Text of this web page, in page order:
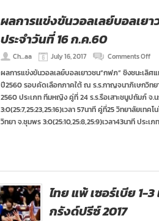
ผลการแข่งขันวอลเลย์บอลเยา
ประจำวันที่ 16 ก.ค.60
Ch...aa July 16, 2017 Comments Offon
กา
แ
วอ
เ
โซ
ภ
16
ผลการแข่งขันวอลเลย์บอลเยาวชน”กฟภ” ชิงชนะเลิศ
ปี2560 รอบคัดเลือกภาคใต้ ณ ร.ร.กาญจนาภิเษกวิทย
2560 ประเภท ทีมหญิง คู่ที่ 24 ร.ร.รือเสาะชนูปถัมภ์ จ.น
3:0(25:7,25:23,25:16)เวลา 57นาที คู่ที่25 วิทยาลัยเท
วิทยา จ.ชุมพร 3:0(25:10,25:8,25:9)เวลา43นาที ประเ
ไทย แพ้ เซอร์เบีย 1-
กรังด์ปรีซ์ 2017